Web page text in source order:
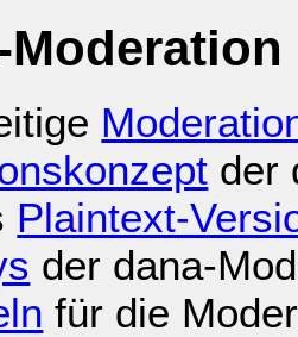
Moderation
der
Plaintext-
der dana-
für die